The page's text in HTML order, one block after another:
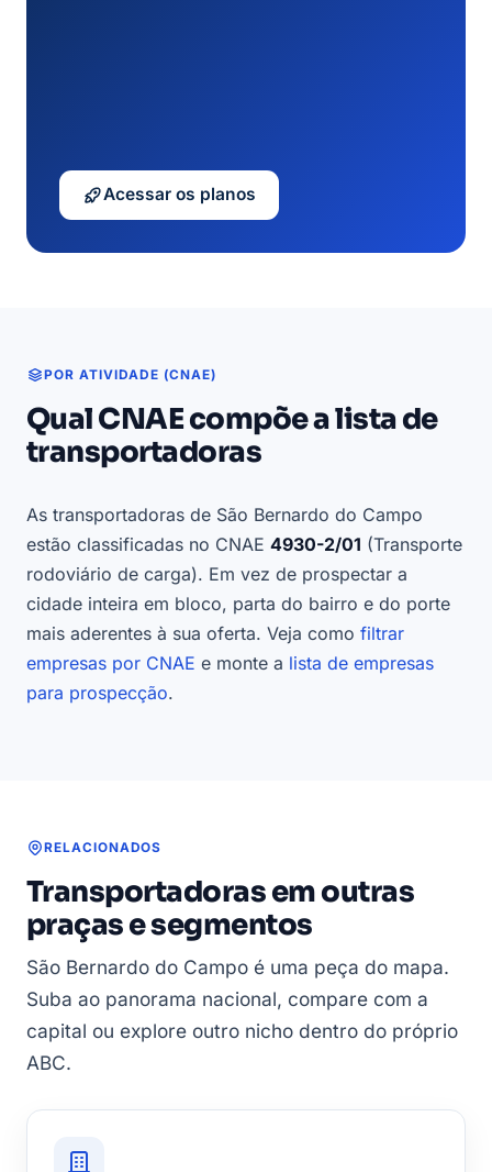
Acessar os planos
POR ATIVIDADE (CNAE)
Qual CNAE compõe a lista de
transportadoras
As transportadoras de São Bernardo do Campo
estão classificadas no CNAE 4930-2/01 (Transporte
rodoviário de carga). Em vez de prospectar a
cidade inteira em bloco, parta do bairro e do porte
mais aderentes à sua oferta. Veja como filtrar
empresas por CNAE e monte a lista de empresas
para prospecção.
RELACIONADOS
Transportadoras em outras
praças e segmentos
São Bernardo do Campo é uma peça do mapa.
Suba ao panorama nacional, compare com a
capital ou explore outro nicho dentro do próprio
ABC.